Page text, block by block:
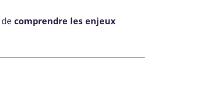
comprendre les enjeux